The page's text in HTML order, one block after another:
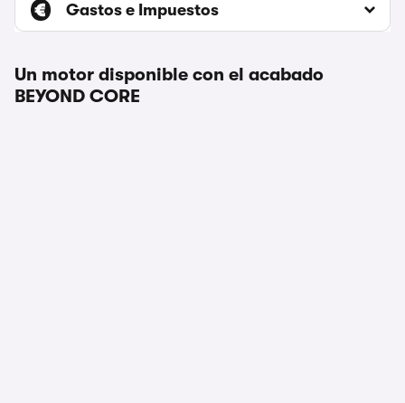
Gastos e Impuestos
Un motor disponible con el acabado
BEYOND CORE